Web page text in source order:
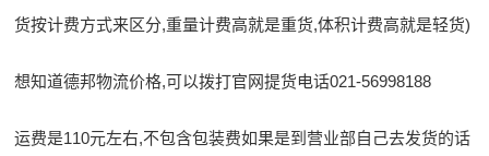
货按计费方式来区分,重量计费高就是重货,体积计费高就是轻货)
想知道德邦物流价格,可以拨打官网提货电话021-56998188
运费是110元左右,不包含包装费如果是到营业部自己去发货的话